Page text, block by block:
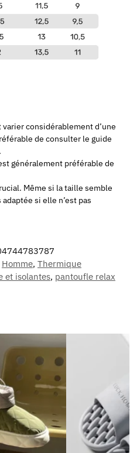
considérablement d’une
de consulter le guide
généralement préférable de
Même si la taille semble
si elle n’est pas
Homme, Thermique
et isolantes, pantoufle relax